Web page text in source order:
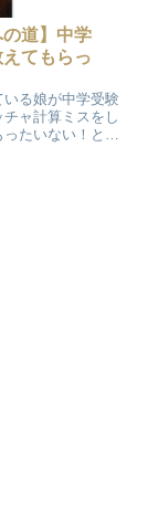
の道】中学
てもらっ
る娘が中学受験
ャ計算ミスをし
たいない！と思
している姿勢を